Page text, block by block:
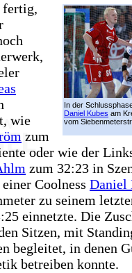
In der
Daniel Kubes am
vom
fertig,
wie
zum
oder wie der
zum 32:23 in
Coolness Daniel
zu seinem
einnetzte. Die
Sitzen, mit
begleitet, in denen
betreiben konnte.